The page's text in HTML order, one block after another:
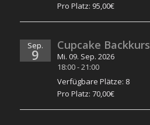
Pro Platz: 95,00€
Sep.
9
Cupcake Backkurs
Mi. 09. Sep. 2026
18:00-21:00
Verfügbare Plätze: 8
Pro Platz: 70,00€